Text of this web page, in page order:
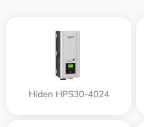
Hiden HPS30-4024